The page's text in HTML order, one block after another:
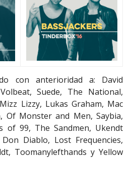
con anterioridad a: David
Suede, The National,
Lizzy, Lukas Graham, Mac
Of Monster and Men, Saybia,
of 99, The Sandmen, Ukendt
Diablo, Lost Frequencies,
Toomanylefthands y Yellow